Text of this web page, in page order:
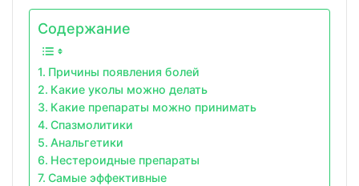
Содержание
Причины появления болей
Какие уколы можно делать
Какие препараты можно принимать
Спазмолитики
Анальгетики
Нестероидные препараты
Самые эффективные